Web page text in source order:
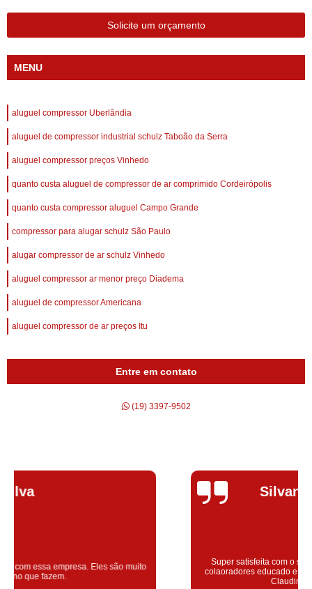
Solicite um orçamento
MENU
aluguel compressor Uberlândia
aluguel de compressor industrial schulz Taboão da Serra
aluguel compressor preços Vinhedo
quanto custa aluguel de compressor de ar comprimido Cordeirópolis
quanto custa compressor aluguel Campo Grande
compressor para alugar schulz São Paulo
alugar compressor de ar schulz Vinhedo
aluguel compressor ar menor preço Diadema
aluguel de compressor Americana
aluguel compressor de ar preços Itu
Entre em contato
(19) 3397-9502
Super satisfeita com o serviço prestado, atendimento muito bom!
colaoradores educado e transparente, destaque para o colaborador